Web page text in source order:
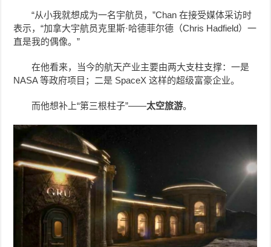
“从小我就想成为一名宇航员，”Chan 在接受媒体采访时
表示，“加拿大宇航员克里斯·哈德菲尔德（Chris Hadfield）一
直是我的偶像。”
在他看来，当今的航天产业主要由两大支柱支撑：一是
NASA 等政府项目；二是 SpaceX 这样的超级富豪企业。
而他想补上“第三根柱子”——太空旅游。